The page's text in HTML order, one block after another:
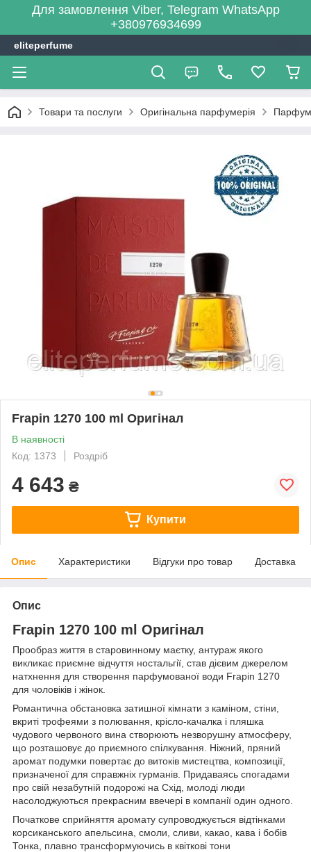
Для замовлення Viber, Telegram WhatsApp
+380976934699
eliteperfume
Товари та послуги Оригінальна парфумерія
Frapin 1270 100 ml Оригінал
В наявності
Код: 1373
Роздріб
4 643 ₴
Купити
Опис Характеристики Відгуки про товар Доставка
Опис
Frapin 1270 100 ml Оригінал
Прообраз життя в старовинному маєтку, антураж якого
викликає приємне відчуття ностальгії, став дієвим джерелом
натхнення для створення парфумованої води Frapin 1270
для чоловіків і жінок.
Романтична обстановка затишної кімнати з каміном, стіни,
вкриті трофеями з полювання, крісло-качалка і пляшка
чудового червоного вина створюють незворушну атмосферу,
що розташовує до приємного спілкування. Ніжний, пряний
аромат подумки повертає до витоків мистецтва, композиції,
призначеної для справжніх гурманів. Придаваясь спогадами
про свій незабутній подорожі на Схід, молоді люди
насолоджуються прекрасним ввечері в компанії один одного.
Початкове сприйняття аромату супроводжується відтінками
корсиканського апельсина, смоли, сливи, какао, кава і бобів
Тонка, плавно трансформуючись в квіткові тони